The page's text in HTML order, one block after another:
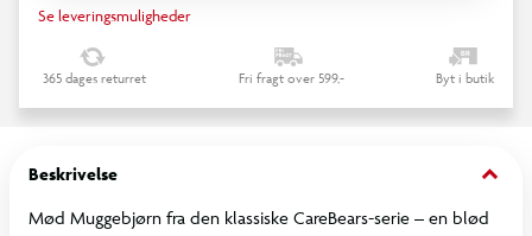
Se leveringsmuligheder
365 dages returret Fri fragt over 599,- Byt i butik
Beskrivelse keyboard_arrow_down
Mød Muggebjørn fra den klassiske CareBears-serie – en blød